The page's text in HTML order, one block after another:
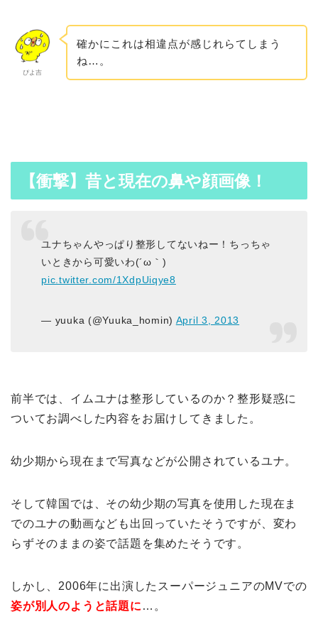
ぴよ吉
確かにこれは相違点が感じれらてしまう
ね…。
【衝撃】昔と現在の鼻や顔画像！
ユナちゃんやっぱり整形してないねー！ちっちゃ
いときから可愛いわ(´ω｀)
pic.twitter.com/1XdpUiqye8
— yuuka (@Yuuka_homin) April 3, 2013
前半では、イムユナは整形しているのか？整形疑惑に
ついてお調べした内容をお届けしてきました。
幼少期から現在まで写真などが公開されているユナ。
そして韓国では、その幼少期の写真を使用した現在ま
でのユナの動画なども出回っていたそうですが、変わ
らずそのままの姿で話題を集めたそうです。
しかし、2006年に出演したスーパージュニアのMVでの
姿が別人のようと話題に …。